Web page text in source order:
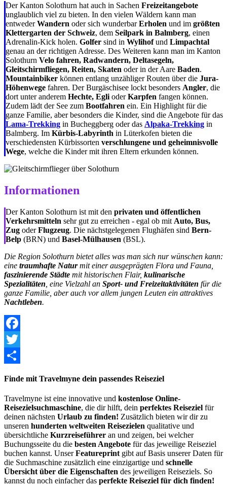
Der Kanton Solothurn hat auch in Sachen Freizeitangebote
unglaublich viel zu bieten. In den vielen Wäldern kann man
entwederWandern oder sich wunderbarErholen und im größten
Klettergarten der Schweiz, dem Seilpark in Balmberg, einen
Adrenalin-Kick holen. Golfer sind in Wylihofund Limpachtal
genau an der richtigen Adresse. Des Weiteren kann man im Kanton
Solothurn Velo fahren, Radwandern, Deltasegeln,
Gleitschirmfliegen, Reiten, Skaten oder in der Aare Baden.
Mountainbiker können entlang unzähliger Routen über die Jura-
Höhenwege fahren. Der Burgäschisee lockt besonders Angler, die
dort unter anderem Hechte, Egli oderKarpfen fangen können.
Zudem lädt der See zum Bootfahren ein. Ein Highlight für die
ganze Familie, aber besonders die Kinder, sind die Angebote für das
Lama-Trekking in Bucheggberg oder das Alpaka-Trekking in
Balmberg. Im Kürbis-Labyrinth in Lüterkofen bieten die
verschiedensten Kürbissorten verschlungene und geheimnisvolle
Wege, welche die Kinder mit ihren Eltern erkunden können.
Informationen
Der Kanton Solothurn ist mit den privaten und öffentlichen
Verkehrsmitteln sehr gut zu erreichen - egal ob mit Auto, Bus,
Zug oderFlugzeug. Die nächstgelegenen Flughäfen sind Bern-
Belp (BRN) und Basel-Mülhausen (BSL).
Die Region Solothurn bietet alles was man sich nur wünschen kann:
eine traumhafte Naturmit einer ausgeprägten Flora und Fauna,
faszinierende Städte mit historischen Flair, kulinarische
Spezialitäten , eine Vielzahl an Sport- und Freizeitaktivitäten für die
ganze Familie, aber auch vor allem jungen Leuten ein attraktives
Nachtleben.
Facebook
Twitter
Finde mit Travelmyne dein passendes Reiseziel
Travelmyne ist eine innovative und kostenlose Online-
Reisezielsuchmaschine, die dir hilft, dein perfektes Reiseziel für
deinen nächsten Urlaub zu finden! Zusätzlich bieten wir dir zu
unseren hunderten weltweiten Reisezielen qualitative und
übersichtliche Kurzreiseführer an und zeigen, bei welcher
Buchungsseite du die besten Angebote für das jeweilige Reiseziel
buchen kannst. UnserFeatureprint gibt auf Basis unserer Daten für
die Suchmaschine zusätzlich eine einzigartige und schnelle
Übersicht über die Eigenschaften des jeweiligen Reiseziels. So
kannst du noch einfacher das perfekte Reiseziel für dich finden!